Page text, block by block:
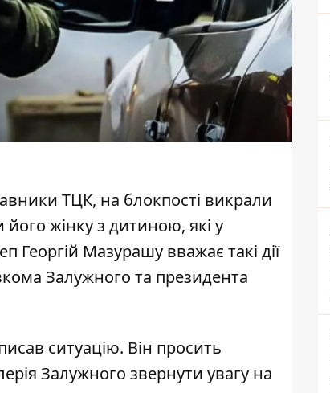
ТЦК, на блокпості викрали
жінку з дитиною, які у
Георгій Мазурашу вважає такі дії
Залужного та президента
ситуацію. Він просить
Залужного звернути увагу на